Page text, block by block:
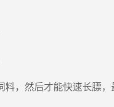
，然后才能快速长膘，